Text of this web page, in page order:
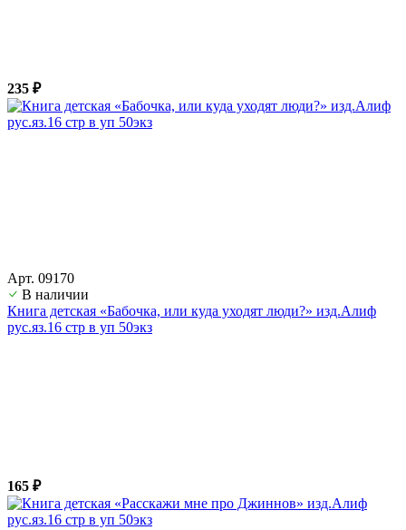
235 ₽
Арт. 09170
В наличии
Книга детская «Бабочка, или куда уходят люди?» изд.Алиф
рус.яз.16 стр в уп 50экз
165 ₽